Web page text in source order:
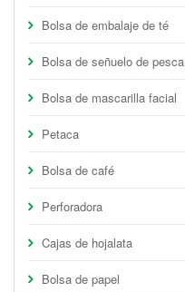
Bolsa de embalaje de té
Bolsa de señuelo de pesca
Bolsa de mascarilla facial
Petaca
Bolsa de café
Perforadora
Cajas de hojalata
Bolsa de papel